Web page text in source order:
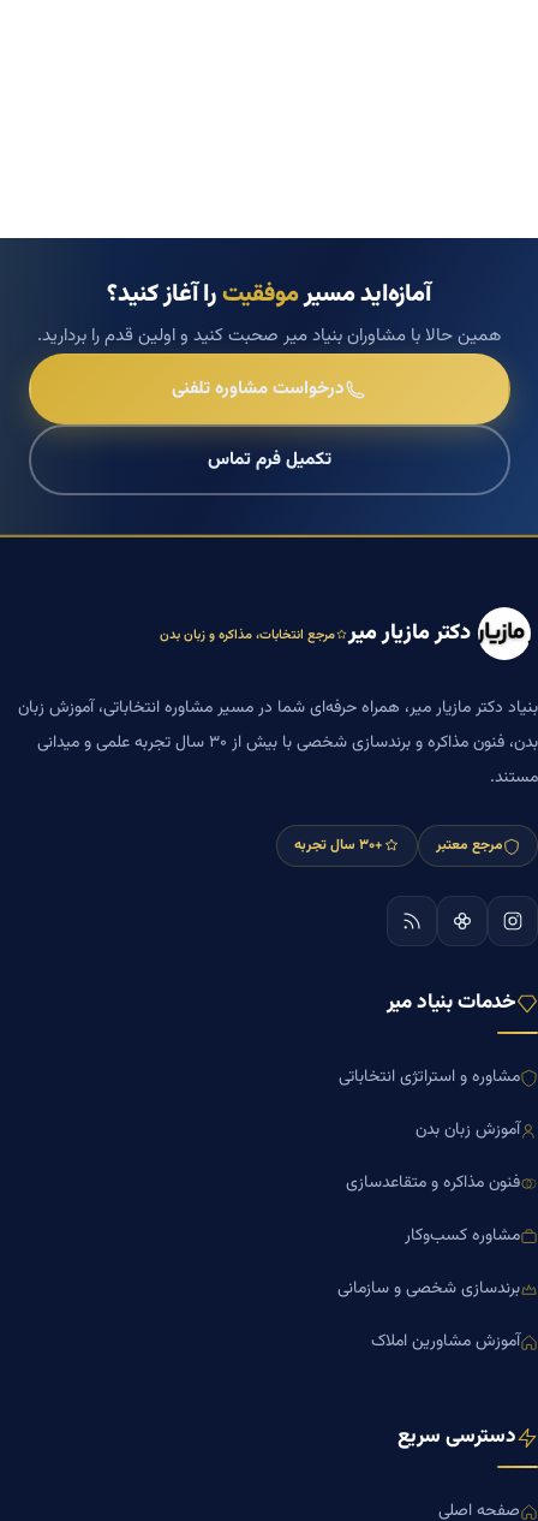
آمازه‌اید مسیرموفقیترا آغاز کنید؟
همین حالا با مشاوران بنیاد میر صحبت کنید و اولین قدم را بردارید.
درخواست مشاوره تلفنی
تکمیل فرم تماس
دکتر مازیار میر مرجع انتخابات، مذاکره و زبان بدن
بنیاد دکتر مازیار میر، همراه حرفه‌ای شما در مسیر مشاوره انتخاباتی، آموزش زبان
بدن، فنون مذاکره و برندسازی شخصی با بیش از ۳۰ سال تجربه علمی و میدانی
مستند.
مرجع معتبر +۳۰ سال تجربه
خدمات بنیاد میر
مشاوره و استراتژی انتخاباتی
آموزش زبان بدن
فنون مذاکره و متقاعدسازی
مشاوره کسب‌وکار
برندسازی شخصی و سازمانی
آموزش مشاورین املاک
دسترسی سریع
صفحه اصلی